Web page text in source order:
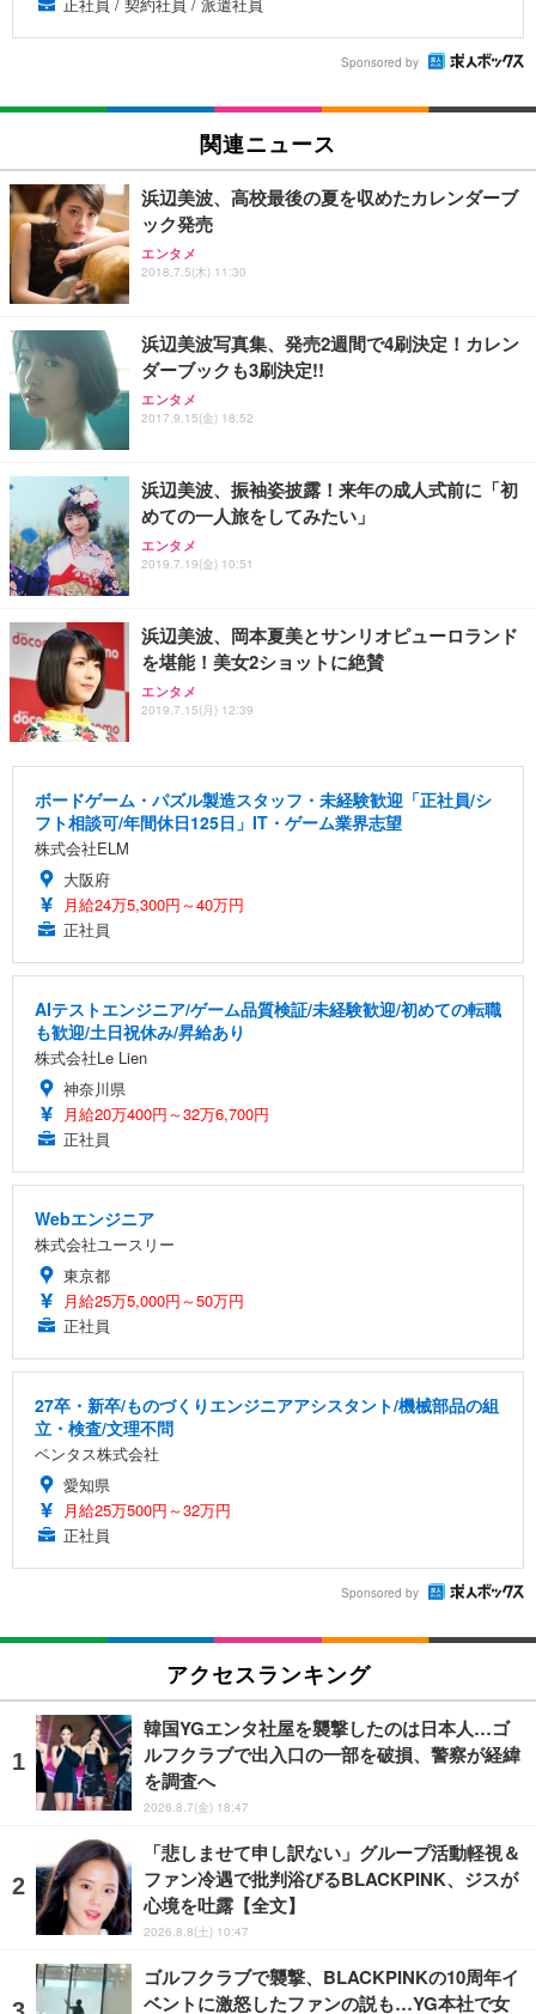
正社員 / 契約社員 / 派遣社員
Sponsored by
関連ニュース
浜辺美波、高校最後の夏を収めたカレンダーブ
ック発売
エンタメ
2018.7.5(木) 11:30
浜辺美波写真集、発売2週間で4刷決定！カレン
ダーブックも3刷決定!!
エンタメ
2017.9.15(金) 18:52
浜辺美波、振袖姿披露！来年の成人式前に「初
めての一人旅をしてみたい」
エンタメ
2019.7.19(金) 10:51
浜辺美波、岡本夏美とサンリオピューロランド
を堪能！美女2ショットに絶賛
エンタメ
2019.7.15(月) 12:39
ボードゲーム・パズル製造スタッフ・未経験歓迎「正社員/シ
フト相談可/年間休日125日」IT・ゲーム業界志望
株式会社ELM
大阪府
月給24万5,300円～40万円
正社員
AIテストエンジニア/ゲーム品質検証/未経験歓迎/初めての転職
も歓迎/土日祝休み/昇給あり
株式会社Le Lien
神奈川県
月給20万400円～32万6,700円
正社員
Webエンジニア
株式会社ユースリー
東京都
月給25万5,000円～50万円
正社員
27卒・新卒/ものづくりエンジニアアシスタント/機械部品の組
立・検査/文理不問
ベンタス株式会社
愛知県
月給25万500円～32万円
正社員
Sponsored by
アクセスランキング
韓国YGエンタ社屋を襲撃したのは日本人…ゴ
ルフクラブで出入口の一部を破損、警察が経緯
を調査へ
2026.8.7(金) 18:47
「悲しませて申し訳ない」グループ活動軽視＆
ファン冷遇で批判浴びるBLACKPINK、ジスが
心境を吐露【全文】
2026.8.8(土) 10:47
ゴルフクラブで襲撃、BLACKPINKの10周年イ
ベントに激怒したファンの説も…YG本社で女